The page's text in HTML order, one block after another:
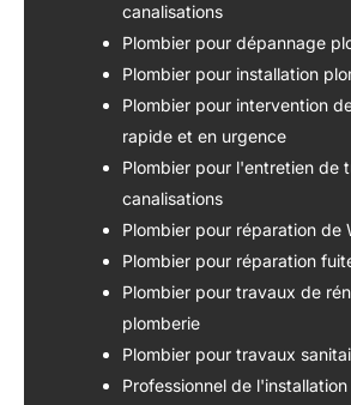
canalisations
Plombier pour dépannage
Plombier pour installation
Plombier pour intervention
rapide et en urgence
Plombier pour l'entretien de
canalisations
Plombier pour réparation de
Plombier pour réparation
Plombier pour travaux de
plomberie
Plombier pour travaux
Professionnel de